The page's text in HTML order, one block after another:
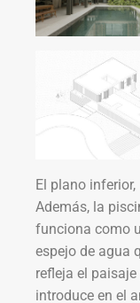
El plano inferior,
Además, la
funciona como
espejo de agua
refleja el paisaje
introduce en el